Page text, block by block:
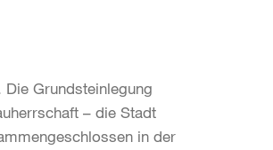
Grundsteinlegung
– die Stadt
in der